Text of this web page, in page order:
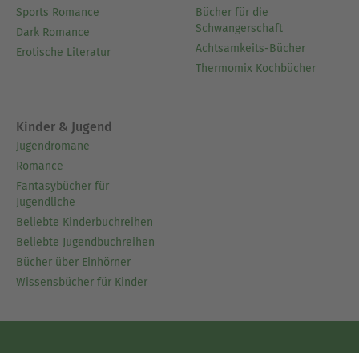
Sports Romance
Dark Romance
Erotische Literatur
Bücher für die
Schwangerschaft
Achtsamkeits-Bücher
Thermomix Kochbücher
Kinder & Jugend
Jugendromane
Romance
Fantasybücher für
Jugendliche
Beliebte Kinderbuchreihen
Beliebte Jugendbuchreihen
Bücher über Einhörner
Wissensbücher für Kinder